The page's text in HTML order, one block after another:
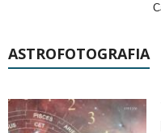
ASTROFOTOGRAFIA